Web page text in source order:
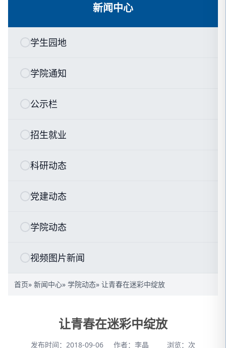
新闻中心
学生园地
学院通知
公示栏
招生就业
科研动态
党建动态
学院动态
视频图片新闻
首页» 新闻中心» 学院动态» 让青春在迷彩中绽放
让青春在迷彩中绽放
发布时间：2018-09-06 作者：李晶 浏览： 次